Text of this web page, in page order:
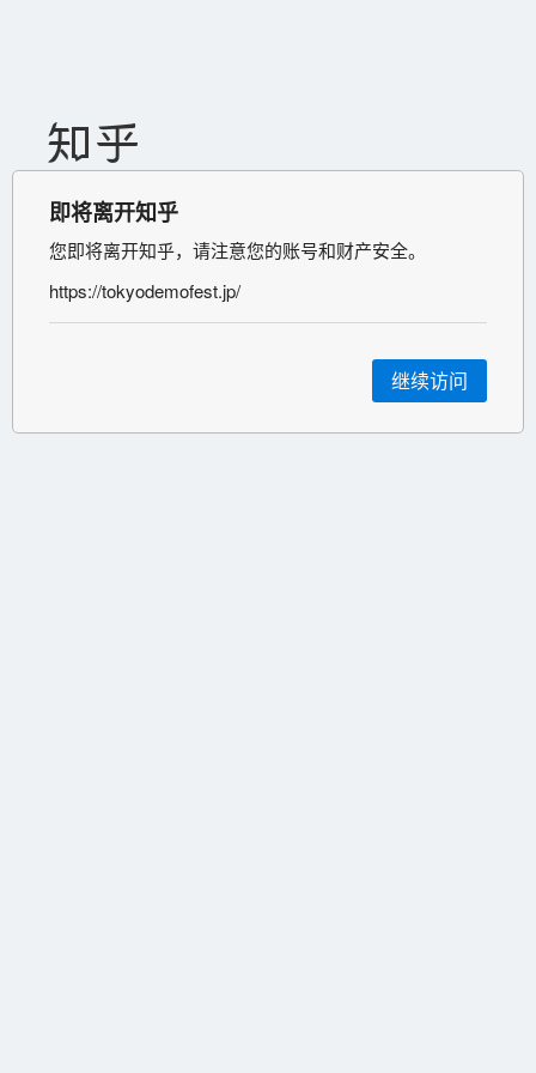
即将离开知乎
您即将离开知乎，请注意您的账号和财产安全。
https://tokyodemofest.jp/
继续访问